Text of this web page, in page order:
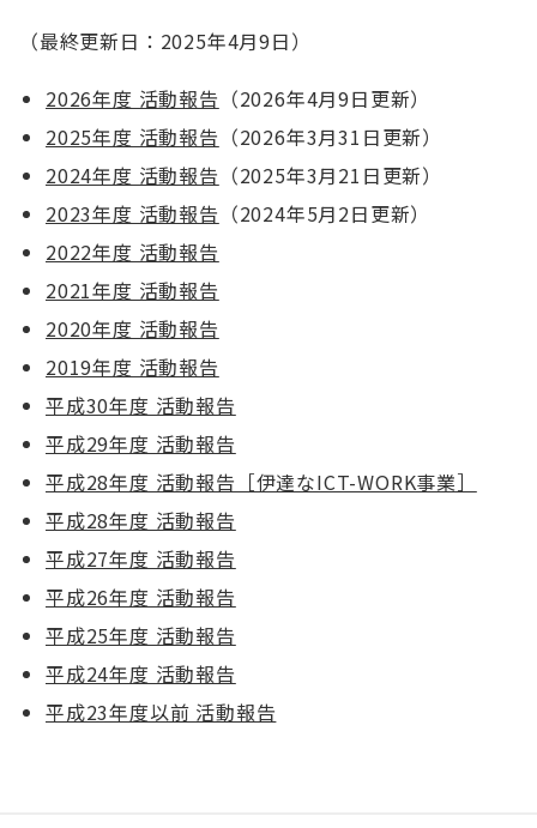
育成Gトップ
新入社員向け研修
中堅社員向け研修
技術研修
次世代研修会
新研修開発検討
今後の予定
人財確保グループ
確保Gトップ
活動報告
（最終更新日：2025年4月9日）
2026年度 活動報告 （2026年4月9日更新）
2025年度 活動報告 （2026年3月31日更新）
2024年度 活動報告 （2025年3月21日更新）
2023年度 活動報告 （2024年5月2日更新）
2022年度 活動報告
2021年度 活動報告
2020年度 活動報告
2019年度 活動報告
平成30年度 活動報告
平成29年度 活動報告
平成28年度 活動報告［伊達なICT-WORK事業］
平成28年度 活動報告
平成27年度 活動報告
平成26年度 活動報告
平成25年度 活動報告
平成24年度 活動報告
平成23年度以前 活動報告